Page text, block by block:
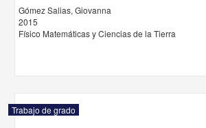
Gómez Salias, Giovanna
2015
Físico Matemáticas y Ciencias de la Tierra
Trabajo de grado